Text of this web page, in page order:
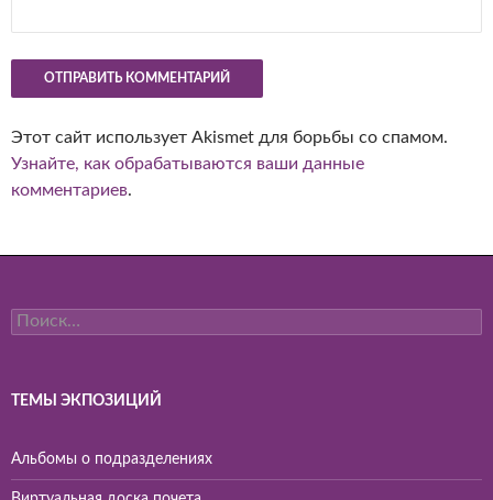
Этот сайт использует Akismet для борьбы со спамом.
Узнайте, как обрабатываются ваши данные
комментариев.
Найти:
ТЕМЫ ЭКПОЗИЦИЙ
Альбомы о подразделениях